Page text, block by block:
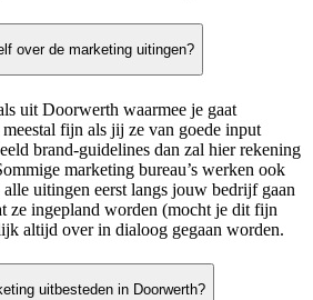
over de marketing uitingen?
uit Doorwerth waarmee je gaat
fijn als jij ze van goede input
brand-guidelines dan zal hier rekening
marketing bureau’s werken ook
uitingen eerst langs jouw bedrijf gaan
ze ingepland worden (mocht je dit fijn
altijd over in dialoog gegaan worden.
uitbesteden in Doorwerth?